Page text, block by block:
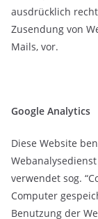
ausdrücklich
Zusendung von
Mails, vor.
Google Analytics
Diese Website
Webanalysedienst
verwendet sog.
Computer
Benutzung der